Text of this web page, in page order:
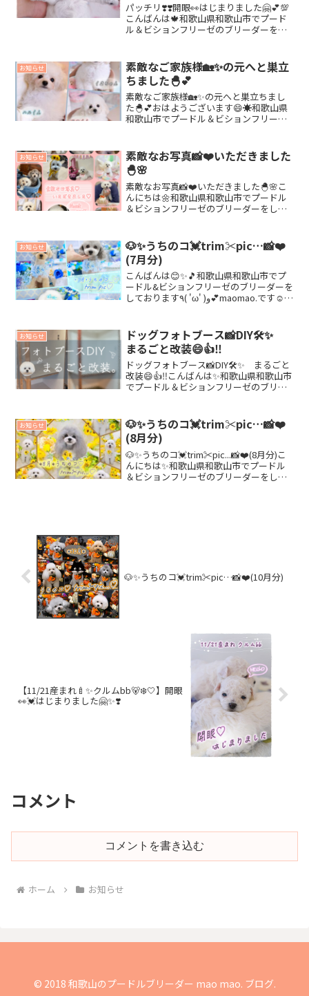
パッチリ❣️❣️開眼👀はじまりました🤗💕💯
こんばんは🍁和歌山県和歌山市でプード
ル＆ビションフリーゼのブリーダーをし
日、生後20日目を迎えて✨開眼👀が始ま...
お知らせ
素敵なご家族様🏡✨の元へと巣立
ちました🐣💕
素敵なご家族様🏡✨の元へと巣立ちまし
た🐣💕おはようございます😄☀️和歌山県
和歌山市でプードル＆ビションフリーゼ
れ🍼✨こはるbb🍪❤️11/27産まれ🍼✨マ
リ...
お知らせ
素敵なお写真📸❤️いただきました
🐣🌸
素敵なお写真📸❤️いただきました🐣🌸こ
んにちは🌼和歌山県和歌山市でプードル
＆ビションフリーゼのブリーダーをして
📸を沢山いただきました(*^ω^*)❣️❣️...
お知らせ
🐶✨うちのコ💓trim✂︎pic…📸❤️
(7月分)
こんばんは😊✨🎵和歌山県和歌山市でプ
ードル&ビションフリーゼのブリーダーを
しております٩( 'ω' )و💕maomao.です☺️🔆
😓💧人も🐶も熱中症🔆には...
お知らせ
ドッグフォトブース📸DIY🛠✨
まるごと改装😄👍‼️
ドッグフォトブース📸DIY🛠✨ まるごと
改装😄👍‼️こんばんは✨和歌山県和歌山市
でプードル＆ビションフリーゼのブリー
ォトブース📸✨の改装🛠することができ
まし...
お知らせ
🐶✨うちのコ💓trim✂︎pic…📸❤️
(8月分)
🐶✨うちのコ💓trim✂︎pic...📸❤️(8月分)こ
んにちは✨和歌山県和歌山市でプードル
＆ビションフリーゼのブリーダーをして
🐶✨うちのコ💓trim✂︎pic…📸❤️(10月分)
【11/21産まれ🍼✨クルムbb🐻‍❄️🤍】開眼
👀💓はじまりました🤗✨❣️
コメント
コメントを書き込む
ホーム お知らせ
© 2018 和歌山のプードルブリーダー mao mao. ブログ.